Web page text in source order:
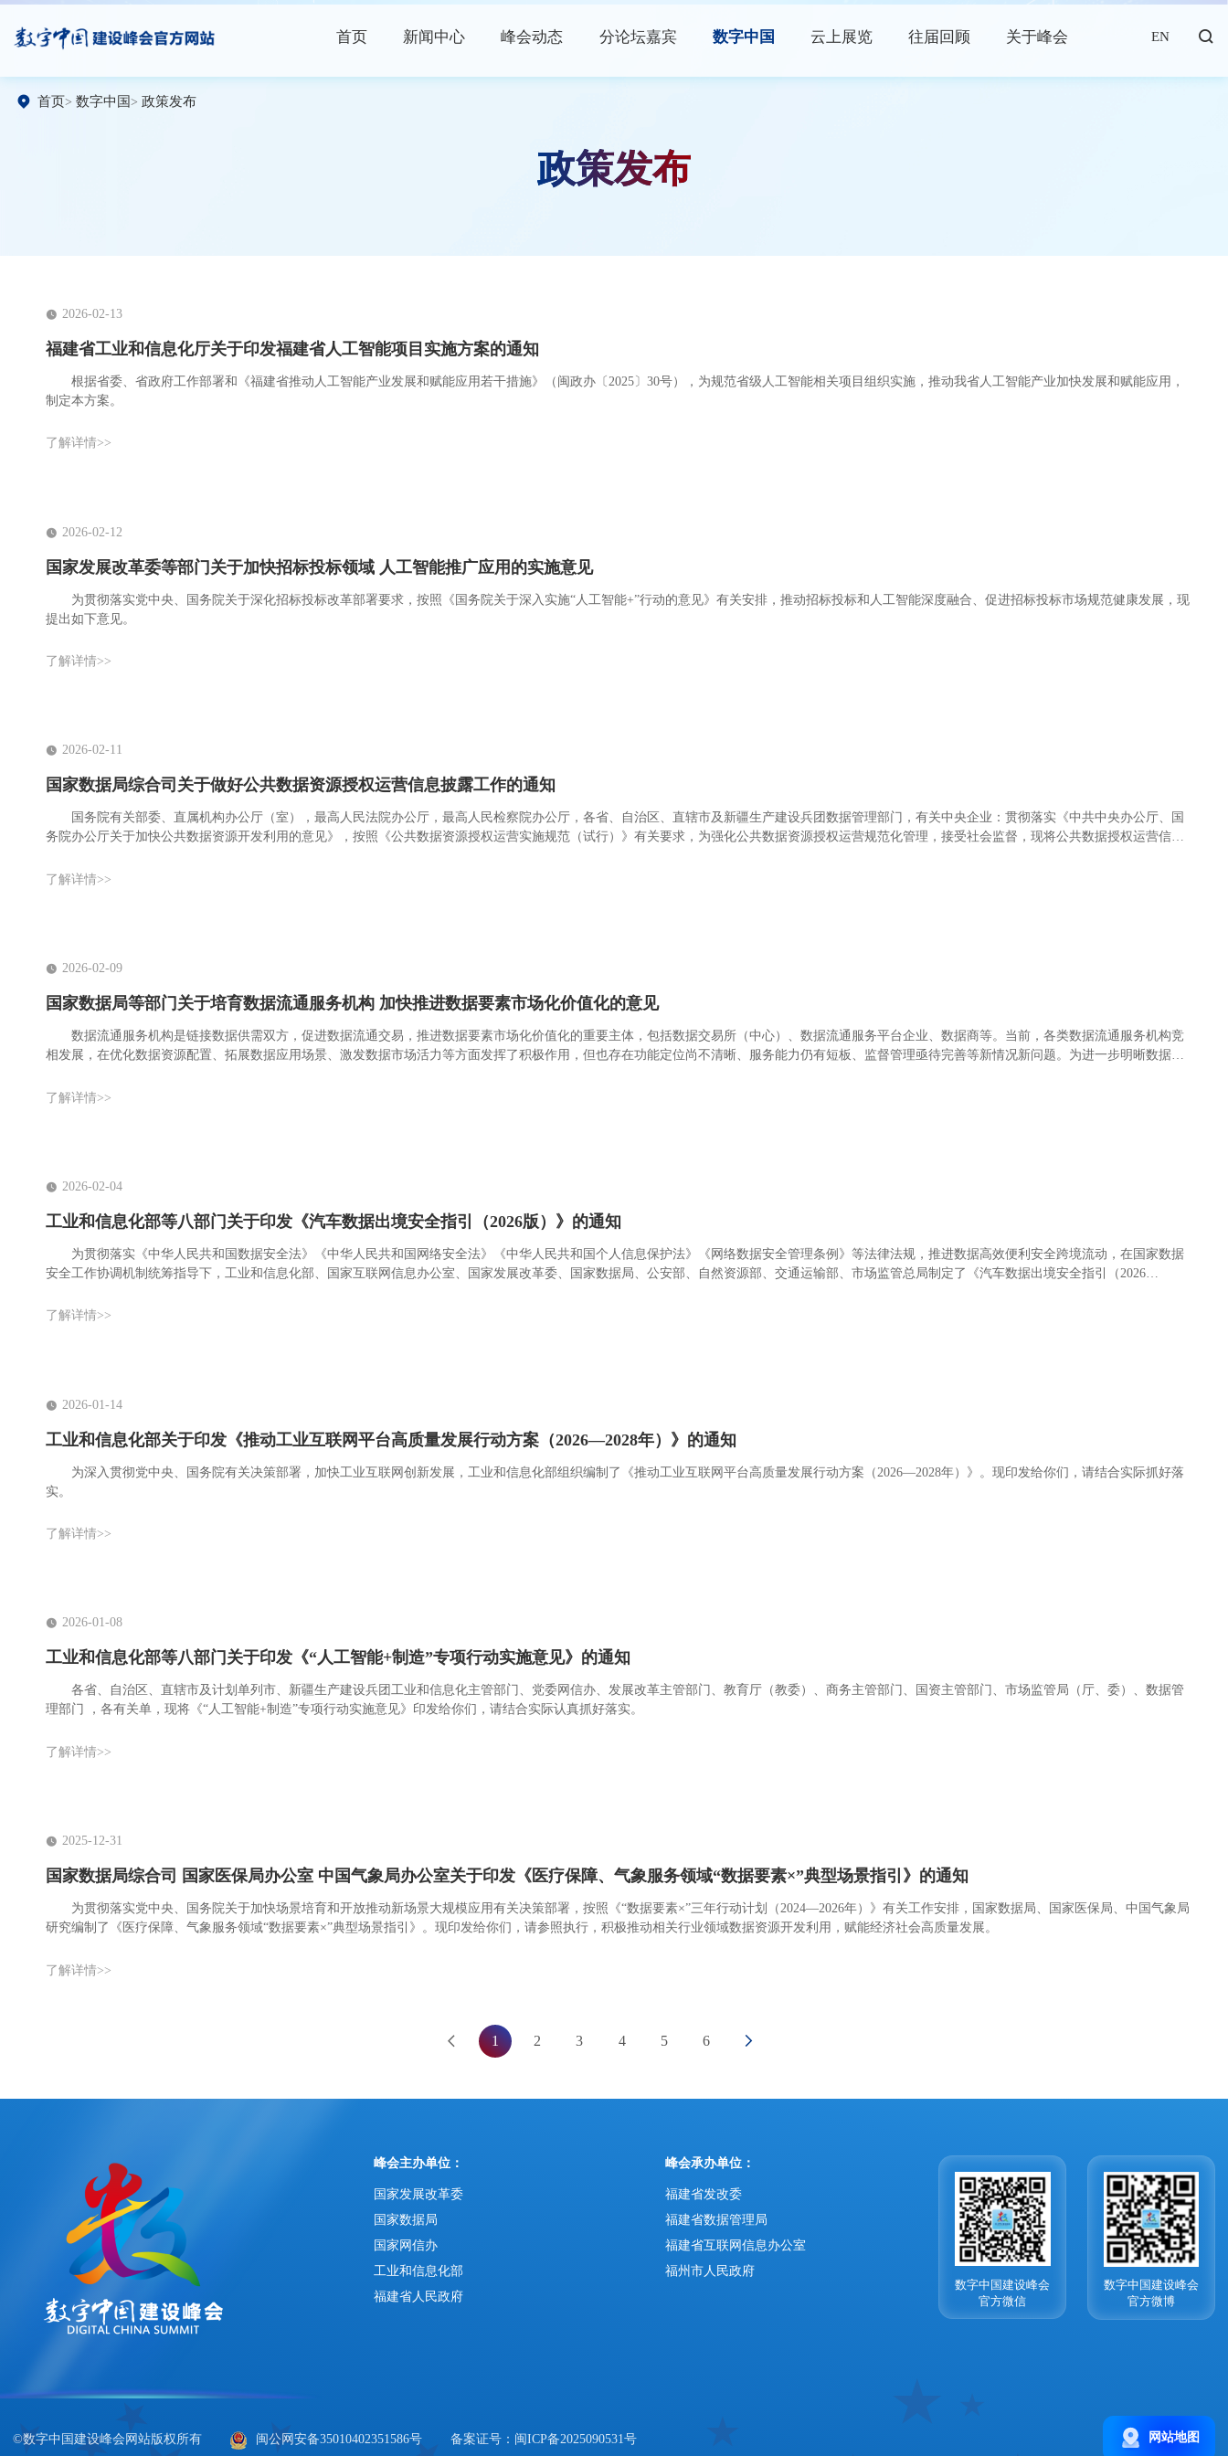
EN
首页 新闻中心 峰会动态
创新大赛
分论坛嘉宾 数字中国 云上展览 往届回顾 关于峰会
首页 数字中国 政策发布
政策发布
2026-02-13
福建省工业和信息化厅关于印发福建省人工智能项目实施方案的通知
根据省委、省政府工作部署和《福建省推动人工智能产业发展和赋能应用若干措施》（闽政办〔2025〕30号），为规范省级人工智能相关项目组织实施，推动我省人工智能产业加快发展和赋能应用，
制定本方案。
了解详情>>
2026-02-12
国家发展改革委等部门关于加快招标投标领域 人工智能推广应用的实施意见
为贯彻落实党中央、国务院关于深化招标投标改革部署要求，按照《国务院关于深入实施“人工智能+”行动的意见》有关安排，推动招标投标和人工智能深度融合、促进招标投标市场规范健康发展，现
提出如下意见。
了解详情>>
2026-02-11
国家数据局综合司关于做好公共数据资源授权运营信息披露工作的通知
国务院有关部委、直属机构办公厅（室），最高人民法院办公厅，最高人民检察院办公厅，各省、自治区、直辖市及新疆生产建设兵团数据管理部门，有关中央企业：贯彻落实《中共中央办公厅、国
务院办公厅关于加快公共数据资源开发利用的意见》，按照《公共数据资源授权运营实施规范（试行）》有关要求，为强化公共数据资源授权运营规范化管理，接受社会监督，现将公共数据授权运营信息
了解详情>>
2026-02-09
国家数据局等部门关于培育数据流通服务机构 加快推进数据要素市场化价值化的意见
数据流通服务机构是链接数据供需双方，促进数据流通交易，推进数据要素市场化价值化的重要主体，包括数据交易所（中心）、数据流通服务平台企业、数据商等。当前，各类数据流通服务机构竞
相发展，在优化数据资源配置、拓展数据应用场景、激发数据市场活力等方面发挥了积极作用，但也存在功能定位尚不清晰、服务能力仍有短板、监督管理亟待完善等新情况新问题。为进一步明晰数据流
了解详情>>
2026-02-04
工业和信息化部等八部门关于印发《汽车数据出境安全指引（2026版）》的通知
为贯彻落实《中华人民共和国数据安全法》《中华人民共和国网络安全法》《中华人民共和国个人信息保护法》《网络数据安全管理条例》等法律法规，推进数据高效便利安全跨境流动，在国家数据
安全工作协调机制统筹指导下，工业和信息化部、国家互联网信息办公室、国家发展改革委、国家数据局、公安部、自然资源部、交通运输部、市场监管总局制定了《汽车数据出境安全指引（2026
了解详情>>
2026-01-14
工业和信息化部关于印发《推动工业互联网平台高质量发展行动方案（2026—2028年）》的通知
为深入贯彻党中央、国务院有关决策部署，加快工业互联网创新发展，工业和信息化部组织编制了《推动工业互联网平台高质量发展行动方案（2026—2028年）》。现印发给你们，请结合实际抓好落
实。
了解详情>>
2026-01-08
工业和信息化部等八部门关于印发《“人工智能+制造”专项行动实施意见》的通知
各省、自治区、直辖市及计划单列市、新疆生产建设兵团工业和信息化主管部门、党委网信办、发展改革主管部门、教育厅（教委）、商务主管部门、国资主管部门、市场监管局（厅、委）、数据管
理部门 ，各有关单，现将《“人工智能+制造”专项行动实施意见》印发给你们，请结合实际认真抓好落实。
了解详情>>
2025-12-31
国家数据局综合司 国家医保局办公室 中国气象局办公室关于印发《医疗保障、气象服务领域“数据要素×”典型场景指引》的通知
为贯彻落实党中央、国务院关于加快场景培育和开放推动新场景大规模应用有关决策部署，按照《“数据要素×”三年行动计划（2024—2026年）》有关工作安排，国家数据局、国家医保局、中国气象局
研究编制了《医疗保障、气象服务领域“数据要素×”典型场景指引》。现印发给你们，请参照执行，积极推动相关行业领域数据资源开发利用，赋能经济社会高质量发展。
了解详情>>
1 2 3 4 5 6
峰会主办单位：
国家发展改革委
国家数据局
国家网信办
工业和信息化部
福建省人民政府
峰会承办单位：
福建省发改委
福建省数据管理局
福建省互联网信息办公室
福州市人民政府
数字中国建设峰会
官方微信
数字中国建设峰会
官方微博
网站地图
©数字中国建设峰会网站版权所有 闽公网安备35010402351586号 备案证号：闽ICP备2025090531号